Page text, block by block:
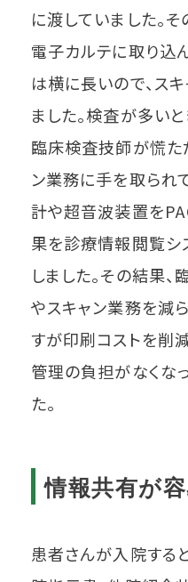
に渡していました。
電子カルテに取り込
は横に長いので、ス
ました。検査が多い
臨床検査技師が慌た
ン業務に手を取られ
計や超音波装置を
果を診療情報閲覧シ
しました。その結果
やスキャン業務を減
すが印刷コストを削
管理の負担がなくな
た。
情報共有が
患者さんが入院する